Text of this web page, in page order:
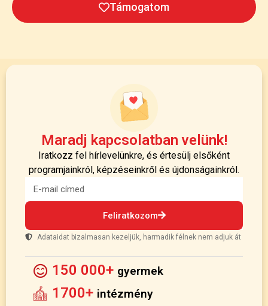
Támogatom
Maradj kapcsolatban velünk!
Iratkozz fel hírlevelünkre, és értesülj elsőként
programjainkról, képzéseinkről és újdonságainkról.
Feliratkozom
Adataidat bizalmasan kezeljük, harmadik félnek nem adjuk át
150 000+ gyermek
1700+ intézmény